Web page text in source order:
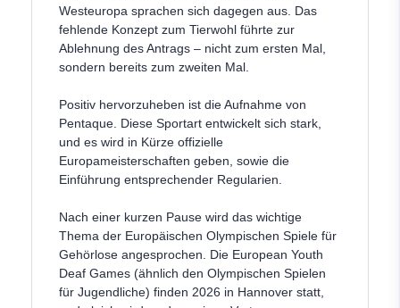
Westeuropa sprachen sich dagegen aus. Das
fehlende Konzept zum Tierwohl führte zur
Ablehnung des Antrags – nicht zum ersten Mal,
sondern bereits zum zweiten Mal.
Positiv hervorzuheben ist die Aufnahme von
Pentaque. Diese Sportart entwickelt sich stark,
und es wird in Kürze offizielle
Europameisterschaften geben, sowie die
Einführung entsprechender Regularien.
Nach einer kurzen Pause wird das wichtige
Thema der Europäischen Olympischen Spiele für
Gehörlose angesprochen. Die European Youth
Deaf Games (ähnlich den Olympischen Spielen
für Jugendliche) finden 2026 in Hannover statt,